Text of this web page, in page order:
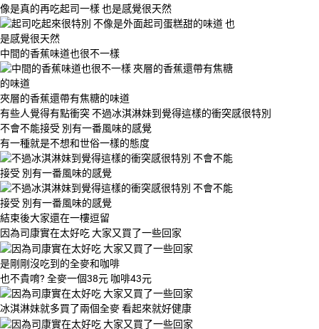
像是真的再吃起司一樣 也是感覺很天然
中間的香蕉味道也很不一樣
夾層的香蕉還帶有焦糖的味道
有些人覺得有點衝突 不過冰淇淋妹到覺得這樣的衝突感很特別
不會不能接受 別有一番風味的感覺
有一種就是不想和世俗一樣的態度
結束後大家還在一樓逗留
因為司康實在太好吃 大家又買了一些回家
是剛剛沒吃到的全麥和咖啡
也不貴唷? 全麥一個38元 咖啡43元
冰淇淋妹就多買了兩個全麥 看起來就好健康